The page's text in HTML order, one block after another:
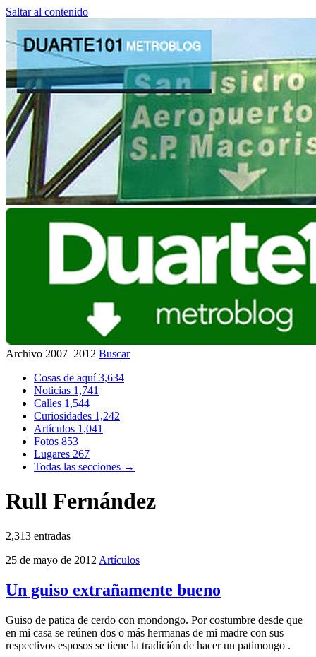
Saltar al contenido
Archivo 2007–2012 Buscar
Cosas de aquí3,634
Noticias 1,741
Calles 1,544
Curiosidades 1,242
Artículos 1,041
Fotos 853
Lugares 267
Todas las secciones →
Rull Fernández
2,313 entradas
25 de mayo de 2012 Artículos
Un guiso extrañamente bueno
Guiso de patica de cerdo con mondongo. Por costumbre desde que
en mi casa se reúnen dos o más hermanas de mi madre con sus
respectivos esposos se tiene la tradición de hacer un patimongo .